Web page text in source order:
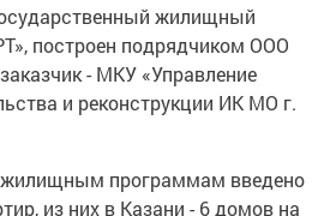
жилищный
построен подрядчиком ООО
- МКУ «Управление
и реконструкции ИК МО г.
жилищным программам введено
из них в Казани - 6 домов на